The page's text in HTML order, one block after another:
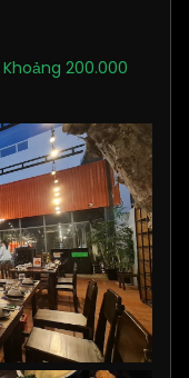
Khoảng 200.000